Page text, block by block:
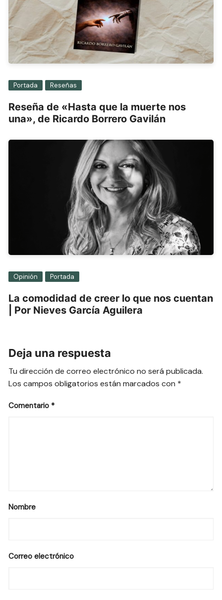
Portada Reseñas
Reseña de «Hasta que la muerte nos
una», de Ricardo Borrero Gavilán
Opinión Portada
La comodidad de creer lo que nos cuentan
| Por Nieves García Aguilera
Deja una respuesta
Tu dirección de correo electrónico no será publicada.
Los campos obligatorios están marcados con *
Comentario *
Nombre
Correo electrónico